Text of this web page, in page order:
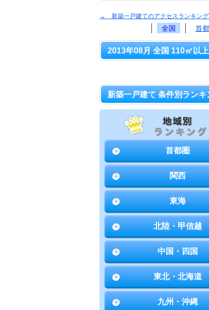
→ 新築一戸建てのアクセスランキング
全国 首
2013年08月 全国 110㎡以
新築一戸建て 条件別ランキ
首都圏
関西
東海
北陸・甲信越
中国・四国
東北・北海道
九州・沖縄